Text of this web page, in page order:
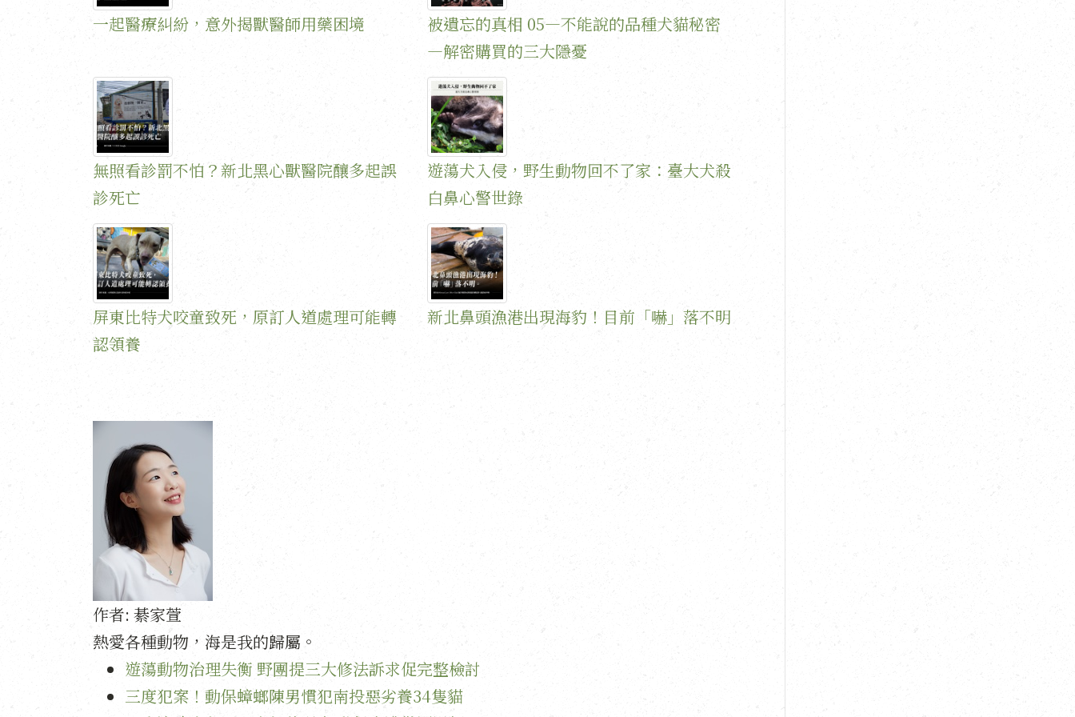
一起醫療糾紛，意外揭獸醫師用藥困境
被遺忘的真相 05—不能說的品種犬貓秘密
—解密購買的三大隱憂
無照看診罰不怕？新北黑心獸醫院釀多起誤
診死亡
遊蕩犬入侵，野生動物回不了家：臺大犬殺
白鼻心警世錄
屏東比特犬咬童致死，原訂人道處理可能轉
認領養
新北鼻頭漁港出現海豹！目前「嚇」落不明
作者: 綦家萱
熱愛各種動物，海是我的歸屬。
遊蕩動物治理失衡 野團提三大修法訴求促完整檢討
三度犯案！動保蟑螂陳男慣犯南投惡劣養34隻貓